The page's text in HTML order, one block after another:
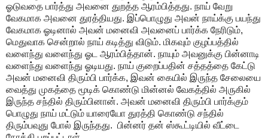
ஓடுவதை பார்த்து அவனை துறத்த ஆரம்பித்தது. நாய் வேறு
வேகமாக அவனை துரத்தியது. இப்பொழுது அவன் நாய்க்கு பயந்து
வேகமாக ஓடினால் அவன் மனைவி அவனைப் பார்க்க நேரிடும்,
மெதுவாக சென்றால் நாய் கடித்து விடும். மிகவும் குழப்பத்தில்
வளைந்து வளைந்து ஓட ஆரம்பித்தான். நாயும் அவனுக்கு பின்னாடி
வளைந்து வளைந்து ஓடியது. நாய் குறைப்பதின் சத்தத்தை கேட்டு
அவன் மனைவி திரும்பி பார்க்க, இவன் கையில் இருந்த சேலையை
வைத்து முகத்தை மூடிக் கொண்டு மின்னல் வேகத்தில் அருகில்
இருந்த சந்தில் திரும்பினான். அவன் மனைவி திரும்பி பார்க்கும்
பொழுது நாய் மட்டும் யாரையோ துரத்தி கொண்டு சந்தில்
திரும்பவுது போல் இருந்தது. பின்னர் தன் ஸ்கூட்டியில் வீட்டை